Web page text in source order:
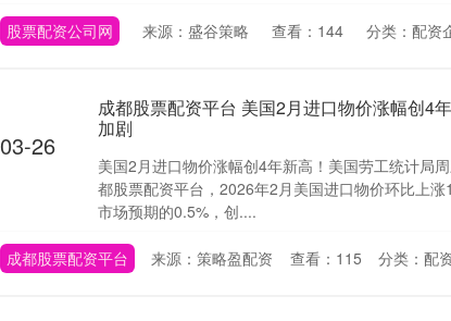
股票配资公司网 来源：盛谷策略 查看：144 分类：配资
03-26
成都股票配资平台 美国2月进口物价涨幅创4
加剧
美国2月进口物价涨幅创4年新高！美国劳工统计局
都股票配资平台，2026年2月美国进口物价环比上
市场预期的0.5%，创....
成都股票配资平台 来源：策略盈配资 查看：115 分类：配